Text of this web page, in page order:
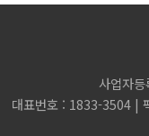
사업자
대표번호 : 1833-3504 |